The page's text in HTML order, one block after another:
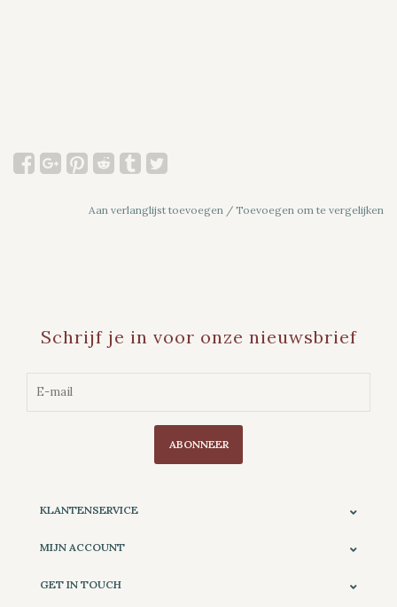
Aan verlanglijst toevoegen / Toevoegen om te vergelijken
Schrijf je in voor onze nieuwsbrief
ABONNEER
KLANTENSERVICE
MIJN ACCOUNT
GET IN TOUCH